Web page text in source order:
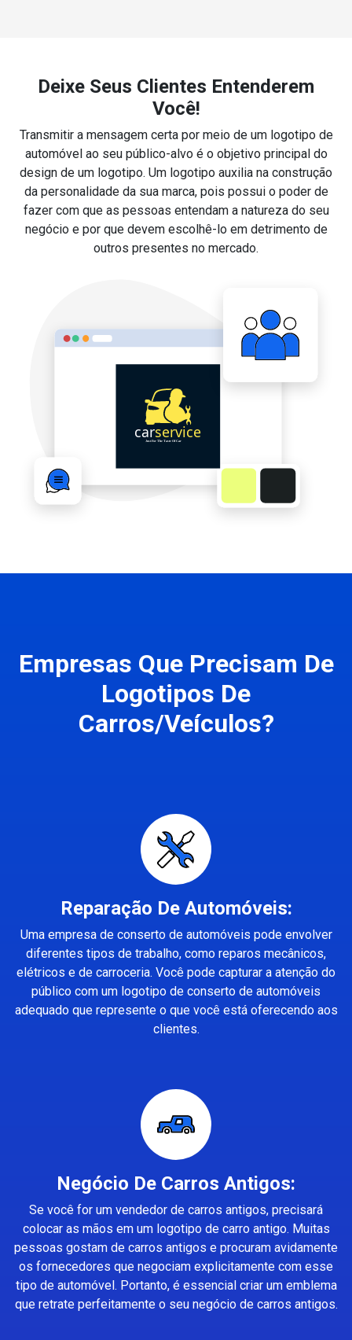
Deixe Seus Clientes Entenderem
Você!
Transmitir a mensagem certa por meio de um logotipo de
automóvel ao seu público-alvo é o objetivo principal do
design de um logotipo. Um logotipo auxilia na construção
da personalidade da sua marca, pois possui o poder de
fazer com que as pessoas entendam a natureza do seu
negócio e por que devem escolhê-lo em detrimento de
outros presentes no mercado.
Empresas Que Precisam De
Logotipos De
Carros/Veículos?
Reparação De Automóveis:
Uma empresa de conserto de automóveis pode envolver
diferentes tipos de trabalho, como reparos mecânicos,
elétricos e de carroceria. Você pode capturar a atenção do
público com um logotipo de conserto de automóveis
adequado que represente o que você está oferecendo aos
clientes.
Negócio De Carros Antigos:
Se você for um vendedor de carros antigos, precisará
colocar as mãos em um logotipo de carro antigo. Muitas
pessoas gostam de carros antigos e procuram avidamente
os fornecedores que negociam explicitamente com esse
tipo de automóvel. Portanto, é essencial criar um emblema
que retrate perfeitamente o seu negócio de carros antigos.